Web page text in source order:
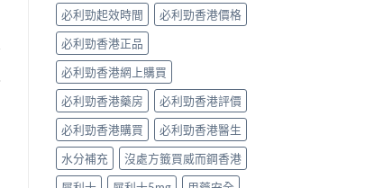
必利勁起效時間
必利勁香港價格
必利勁香港正品
必利勁香港網上購買
必利勁香港藥房
必利勁香港評價
必利勁香港購買
必利勁香港醫生
水分補充
沒處方籤買威而鋼香港